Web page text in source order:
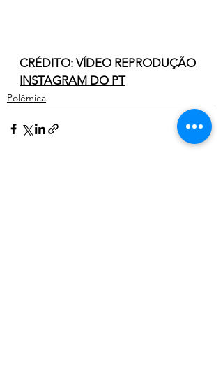
CRÉDITO: VÍDEO REPRODUÇÃO
INSTAGRAM DO PT
Polêmica